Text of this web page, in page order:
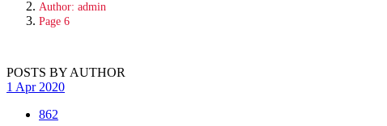
Author: admin
Page 6
POSTS BY AUTHOR
1 Apr 2020
862